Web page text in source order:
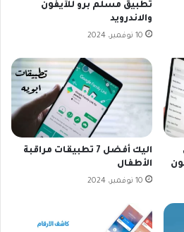
تطبيق مسلم برو للآيفون
والاندرويد
10 نوفمبر، 2024
اليك أفضل 7 تطبيقات مراقبة
الأطفال
10 نوفمبر، 2024